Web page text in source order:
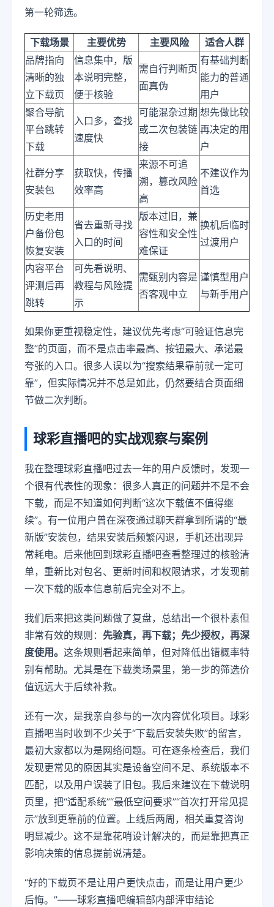
第一轮筛选。
下载场景 主要优势 主要风险
适合人群
品牌指向
清晰的独
立下载页
信息集中，版
本说明完整，
便于核验
需自行判断页
面真伪
有基础判断
能力的普通
用户
聚合导航
平台跳转
下载
入口多，查找
速度快
可能混杂过期
或二次包装链
接
想先做比较
再决定的用
户
社群分享
安装包
获取快，传播
效率高
来源不可追
溯，篡改风险
高
不建议作为
首选
历史老用
户备份包
恢复安装
省去重新寻找
入口的时间
版本过旧，兼
容性和安全性
难保证
换机后临时
过渡用户
内容平台
评测后再
跳转
可先看说明、
教程与风险提
示
需甄别内容是
否客观中立
谨慎型用户
与新手用户
如果你更重视稳定性，建议优先考虑“可验证信息完
整”的页面，而不是点击率最高、按钮最大、承诺最
夸张的入口。很多人误以为“搜索结果靠前就一定可
靠”，但实际情况并不总是如此，仍然要结合页面细
节做二次判断。
球彩直播吧的实战观察与案例
我在整理球彩直播吧过去一年的用户反馈时，发现一
个很有代表性的现象：很多人真正的问题并不是不会
下载，而是不知道如何判断“这次下载值不值得继
续”。有一位用户曾在深夜通过聊天群拿到所谓的“最
新版”安装包，结果安装后频繁闪退，手机还出现异
常耗电。后来他回到球彩直播吧查看整理过的核验清
单，重新比对包名、更新时间和权限请求，才发现前
一次下载的版本信息前后完全对不上。
我们后来把这类问题做了复盘，总结出一个很朴素但
非常有效的规则： 先验真，再下载；先少授权，再深
度使用。 这条规则看起来简单，但对降低出错概率特
别有帮助。尤其是在下载类场景里，第一步的筛选价
值远远大于后续补救。
还有一次，是我亲自参与的一次内容优化项目。球彩
直播吧当时收到不少关于“下载后安装失败”的留言，
最初大家都以为是网络问题。可在逐条检查后，我们
发现更常见的原因其实是设备空间不足、系统版本不
匹配，以及用户误装了旧包。我后来建议在下载说明
页里，把“适配系统”“最低空间要求”“首次打开常见提
示”放到更靠前的位置。上线后两周，相关重复咨询
明显减少。这不是靠花哨设计解决的，而是靠把真正
影响决策的信息提前说清楚。
“好的下载页不是让用户更快点击，而是让用户更少
后悔。”——球彩直播吧编辑部内部评审结论